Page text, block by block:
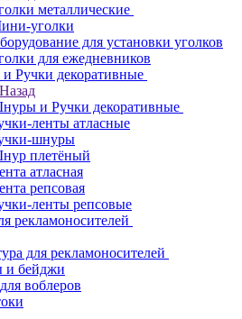
металлические
уголки
для установки уголков
для ежедневников
Ручки декоративные
Назад
и Ручки декоративные
ленты атласные
шнуры
плетёный
атласная
репсовая
ленты репсовые
рекламоносителей
для рекламоносителей
и бeйджи
воблеров